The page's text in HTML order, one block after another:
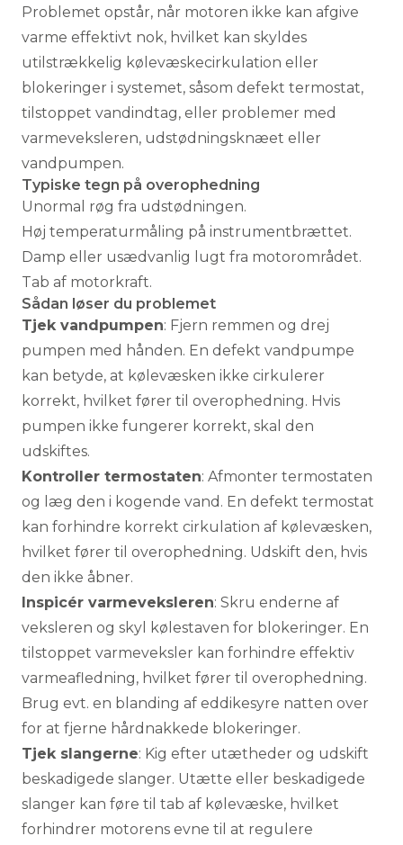
Problemet opstår, når motoren ikke kan afgive
varme effektivt nok, hvilket kan skyldes
utilstrækkelig kølevæskecirkulation eller
blokeringer i systemet, såsom defekt termostat,
tilstoppet vandindtag, eller problemer med
varmeveksleren, udstødningsknæet eller
vandpumpen.
Typiske tegn på overophedning
Unormal røg fra udstødningen.
Høj temperaturmåling på instrumentbrættet.
Damp eller usædvanlig lugt fra motorområdet.
Tab af motorkraft.
Sådan løser du problemet
Tjek vandpumpen: Fjern remmen og drej
pumpen med hånden. En defekt vandpumpe
kan betyde, at kølevæsken ikke cirkulerer
korrekt, hvilket fører til overophedning. Hvis
pumpen ikke fungerer korrekt, skal den
udskiftes.
Kontroller termostaten: Afmonter termostaten
og læg den i kogende vand. En defekt termostat
kan forhindre korrekt cirkulation af kølevæsken,
hvilket fører til overophedning. Udskift den, hvis
den ikke åbner.
Inspicér varmeveksleren: Skru enderne af
veksleren og skyl kølestaven for blokeringer. En
tilstoppet varmeveksler kan forhindre effektiv
varmeafledning, hvilket fører til overophedning.
Brug evt. en blanding af eddikesyre natten over
for at fjerne hårdnakkede blokeringer.
Tjek slangerne: Kig efter utætheder og udskift
beskadigede slanger. Utætte eller beskadigede
slanger kan føre til tab af kølevæske, hvilket
forhindrer motorens evne til at regulere